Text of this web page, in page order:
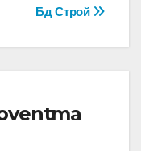
Бд Строй